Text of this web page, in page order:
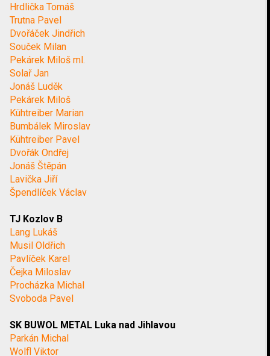
Hrdlička Tomáš
Trutna Pavel
Dvořáček Jindřich
Souček Milan
Pekárek Miloš ml.
Solař Jan
Jonáš Luděk
Pekárek Miloš
Kühtreiber Marian
Bumbálek Miroslav
Kühtreiber Pavel
Dvořák Ondřej
Jonáš Štěpán
Lavička Jiří
Špendlíček Václav
TJ Kozlov B
Lang Lukáš
Musil Oldřich
Pavlíček Karel
Čejka Miloslav
Procházka Michal
Svoboda Pavel
SK BUWOL METAL Luka nad Jihlavou
Parkán Michal
Wolfl Viktor